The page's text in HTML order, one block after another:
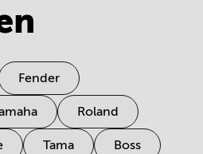
Fender
Roland
Tama Boss